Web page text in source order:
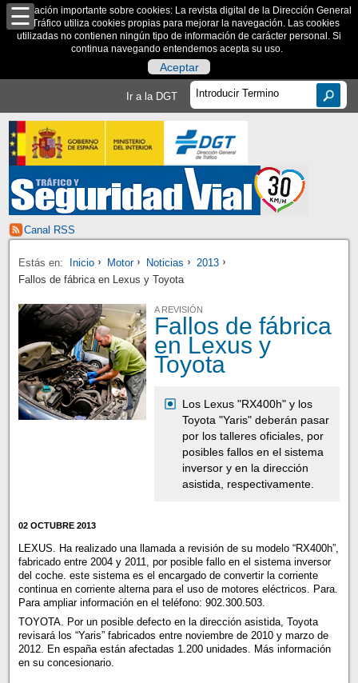
Información importante sobre cookies: La revista digital de la Dirección General
de Tráfico utiliza cookies propias para mejorar la navegación. Las cookies
utilizadas no contienen ningún tipo de información de carácter personal. Si
continua navegando entendemos acepta su uso.
Aceptar
Ir a la DGT
Canal RSS
Estás en: Inicio Motor Noticias
2013
Fallos de fábrica en Lexus y Toyota
A REVISIÓN
Fallos de fábrica
en Lexus y
Toyota
Los Lexus "RX400h" y los
Toyota "Yaris" deberán pasar
por los talleres oficiales, por
posibles fallos en el sistema
inversor y en la dirección
asistida, respectivamente.
02 OCTUBRE 2013
LEXUS. Ha realizado una llamada a revisión de su modelo “RX400h”,
fabricado entre 2004 y 2011, por posible fallo en el sistema inversor
del coche. este sistema es el encargado de convertir la corriente
continua en corriente alterna para el uso de motores eléctricos. Para.
Para ampliar información en el teléfono: 902.300.503.
TOYOTA. Por un posible defecto en la dirección asistida, Toyota
revisará los “Yaris” fabricados entre noviembre de 2010 y marzo de
2012. En españa están afectadas 1.200 unidades. Más información
en su concesionario.